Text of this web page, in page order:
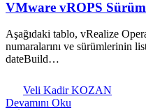
VMware vROPS
Aşağıdaki tablo, vRealize
numaralarını ve sürümlerinin
dateBuild…
Veli Kadir KOZAN
Devamını Oku